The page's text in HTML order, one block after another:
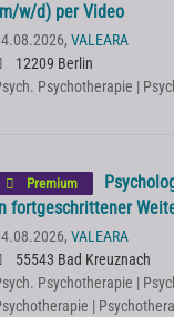
w/d) per Video
VALEARA
12209 Berlin
Psychotherapie |
Premium
fortgeschrittener
VALEARA
55543 Bad Kreuznach
Psychotherapie |
|